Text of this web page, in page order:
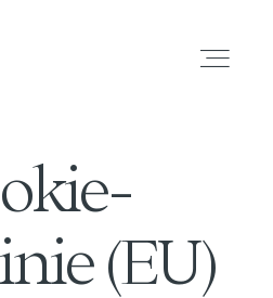
&
FÜR HOCHZEITEN &
(EU)